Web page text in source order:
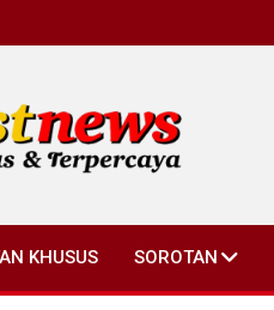
KHUSUS SOROTAN